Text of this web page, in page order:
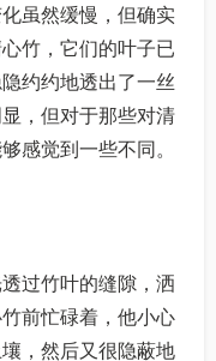
虽然缓慢，但确实
竹，它们的叶子已
约约地透出了一丝
，但对于那些对清
感觉到一些不同。
过竹叶的缝隙，洒
前忙碌着，他小心
，然后又很隐蔽地